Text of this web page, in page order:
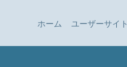
ホーム ユーザーサイト